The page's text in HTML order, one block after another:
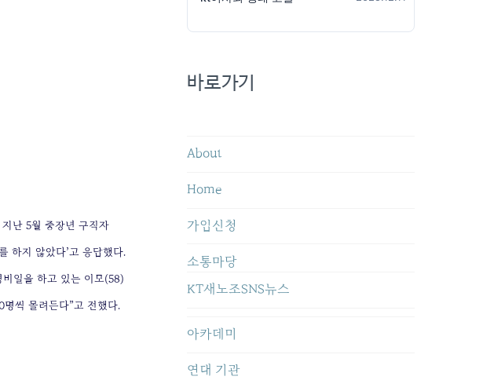
난 5월 중장년 구직자
하지 않았다’고 응답했다.
일을 하고 있는 이모(58)
씩 몰려든다”고 전했다.
바로가기
About
Home
가입신청
소통마당
KT새노조SNS뉴스
아카데미
연대 기관